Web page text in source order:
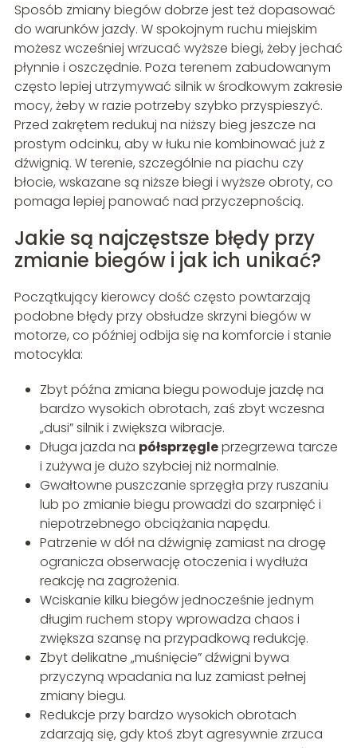
Sposób zmiany biegów dobrze jest też dopasować
do warunków jazdy. W spokojnym ruchu miejskim
możesz wcześniej wrzucać wyższe biegi, żeby jechać
płynnie i oszczędnie. Poza terenem zabudowanym
często lepiej utrzymywać silnik w środkowym zakresie
mocy, żeby w razie potrzeby szybko przyspieszyć.
Przed zakrętem redukuj na niższy bieg jeszcze na
prostym odcinku, aby w łuku nie kombinować już z
dźwignią. W terenie, szczególnie na piachu czy
błocie, wskazane są niższe biegi i wyższe obroty, co
pomaga lepiej panować nad przyczepnością.
Jakie są najczęstsze błędy przy
zmianie biegów i jak ich unikać?
Początkujący kierowcy dość często powtarzają
podobne błędy przy obsłudze skrzyni biegów w
motorze, co później odbija się na komforcie i stanie
motocykla:
Zbyt późna zmiana biegu powoduje jazdę na
bardzo wysokich obrotach, zaś zbyt wczesna
„dusi” silnik i zwiększa wibracje.
Długa jazda na półsprzęgleprzegrzewa tarcze
i zużywa je dużo szybciej niż normalnie.
Gwałtowne puszczanie sprzęgła przy ruszaniu
lub po zmianie biegu prowadzi do szarpnięć i
niepotrzebnego obciążania napędu.
Patrzenie w dół na dźwignię zamiast na drogę
ogranicza obserwację otoczenia i wydłuża
reakcję na zagrożenia.
Wciskanie kilku biegów jednocześnie jednym
długim ruchem stopy wprowadza chaos i
zwiększa szansę na przypadkową redukcję.
Zbyt delikatne „muśnięcie” dźwigni bywa
przyczyną wpadania na luz zamiast pełnej
zmiany biegu.
Redukcje przy bardzo wysokich obrotach
zdarzają się, gdy ktoś zbyt agresywnie zrzuca